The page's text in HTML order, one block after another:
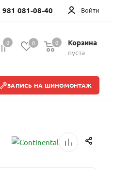
Войти
981 081-08-40
0 0 Корзина
пуста
0
ЗАПИСЬ НА ШИНОМОНТАЖ